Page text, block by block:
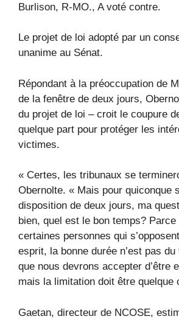
Burlison, R-MO., A voté contre.
Le projet de loi adopté par un
unanime au Sénat.
Répondant à la préoccupation de
de la fenêtre de deux jours,
du projet de loi – croit le coupure
quelque part pour protéger les
victimes.
« Certes, les tribunaux se
Obernolte. « Mais pour quiconque
disposition de deux jours, ma
bien, quel est le bon temps? Parce
certaines personnes qui
esprit, la bonne durée n’est pas
que nous devrons accepter d’être
mais la limitation doit être quelque
Gaetan, directeur de NCOSE,